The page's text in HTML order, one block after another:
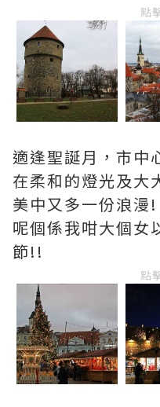
點
適逢聖誕月，市中
在柔和的燈光及大
美中又多一份浪漫!
呢個係我咁大個女
節!!
點